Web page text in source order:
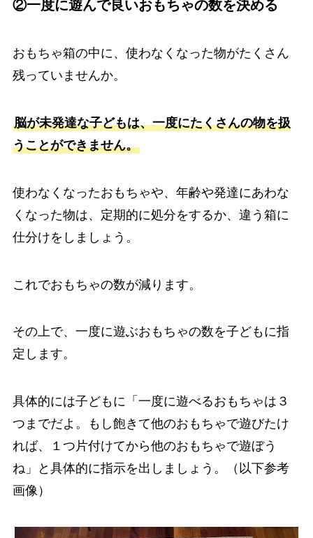
②一度に遊んで良いおもちゃの数を決める
おもちゃ箱の中に、使わなくなった物がたくさん
残っていませんか。
脳が未発達な子どもは、一度にたくさんの物を扱
うことができません。
使わなくなったおもちゃや、年齢や発達にあわな
くなった物は、定期的に処分をするか、違う箱に
仕分けをしましょう。
これでおもちゃの数が減ります。
その上で、一度に遊ぶおもちゃの数を子どもに指
定します。
具体的には子どもに「一度に遊べるおもちゃは３
つまでだよ。もし飽きて他のおもちゃで遊びたけ
れば、１つ片付けてから他のおもちゃで遊ぼう
ね」と具体的に指示を出しましょう。（以下参考
画像）